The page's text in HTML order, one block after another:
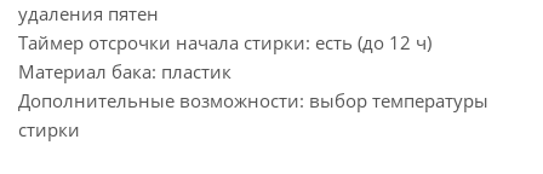
удаления пятен
Таймер отсрочки начала стирки: есть (до 12 ч)
Материал бака: пластик
Дополнительные возможности: выбор температуры
стирки